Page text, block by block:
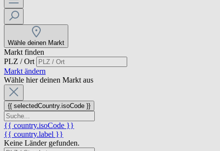
Wähle deinen Markt
Markt finden
PLZ / Ort
Markt ändern
Wähle hier deinen Markt aus
{{ selectedCountry.isoCode }}
{{ country.isoCode }}
{{ country.label }}
Keine Länder gefunden.